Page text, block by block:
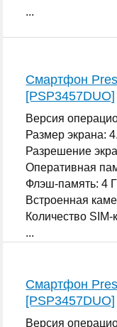
...
Смартфон
[PSP3457DUO]
Версия
Размер экрана:
Разрешение
Оперативная
Флэш-память: 4
Встроенная
Количество SIM-
...
Смартфон
[PSP3457DUO]
Версия